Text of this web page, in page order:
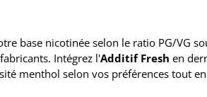
base nicotinée selon le ratio PG/VG
Intégrez l'Additif Fresh en
menthol selon vos préférences tout